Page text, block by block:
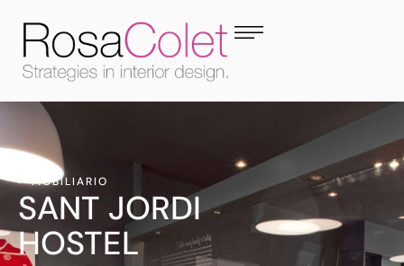
MOBILIARIO
SANT JORDI
HOSTEL